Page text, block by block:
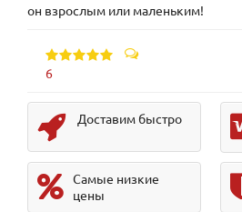
он взрослым или маленьким!
6
Доставим быстро
Самые низкие
цены